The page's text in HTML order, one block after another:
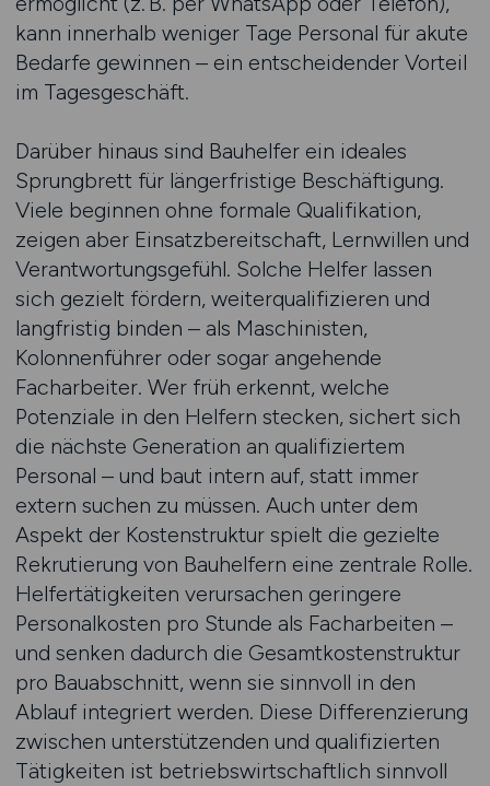
kann innerhalb weniger Tage Personal für akute
Bedarfe gewinnen – ein entscheidender Vorteil
im Tagesgeschäft.
Darüber hinaus sind Bauhelfer ein ideales
Sprungbrett für längerfristige Beschäftigung.
Viele beginnen ohne formale Qualifikation,
zeigen aber Einsatzbereitschaft, Lernwillen und
Verantwortungsgefühl. Solche Helfer lassen
sich gezielt fördern, weiterqualifizieren und
langfristig binden – als Maschinisten,
Kolonnenführer oder sogar angehende
Facharbeiter. Wer früh erkennt, welche
Potenziale in den Helfern stecken, sichert sich
die nächste Generation an qualifiziertem
Personal – und baut intern auf, statt immer
extern suchen zu müssen. Auch unter dem
Aspekt der Kostenstruktur spielt die gezielte
Rekrutierung von Bauhelfern eine zentrale Rolle.
Helfertätigkeiten verursachen geringere
Personalkosten pro Stunde als Facharbeiten –
und senken dadurch die Gesamtkostenstruktur
pro Bauabschnitt, wenn sie sinnvoll in den
Ablauf integriert werden. Diese Differenzierung
zwischen unterstützenden und qualifizierten
Tätigkeiten ist betriebswirtschaftlich sinnvoll